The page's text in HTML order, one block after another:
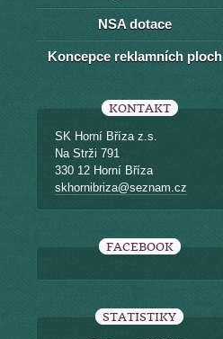
NSA dotace
Koncepce reklamních ploch
KONTAKT
SK Horní Bříza z.s.
Na Strži 791
330 12 Horní Bříza
skhornibriza@seznam.cz
FACEBOOK
STATISTIKY